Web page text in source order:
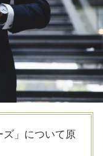
ズ」について原